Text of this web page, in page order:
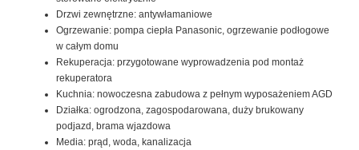
Drzwi zewnętrzne: antywłamaniowe
Ogrzewanie: pompa ciepła Panasonic, ogrzewanie podłogowe
w całym domu
Rekuperacja: przygotowane wyprowadzenia pod montaż
rekuperatora
Kuchnia: nowoczesna zabudowa z pełnym wyposażeniem AGD
Działka: ogrodzona, zagospodarowana, duży brukowany
podjazd, brama wjazdowa
Media: prąd, woda, kanalizacja